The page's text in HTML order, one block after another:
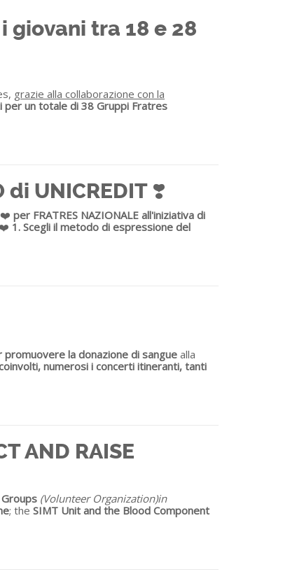
giovani tra 18 e 28
grazie alla collaborazione con la
un totale di 38 Gruppi Fratres
UNICREDIT ❣️
❤️ per FRATRES NAZIONALE all'iniziativa di
1. Scegli il metodo di espressione del
promuovere la donazione di sangue alla
numerosi i concerti itineranti, tanti
AND RAISE
(Volunteer Organization)in
; the SIMT Unit and the Blood Component